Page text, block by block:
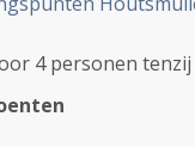
4 personen tenzij